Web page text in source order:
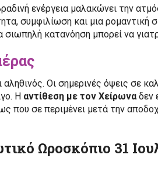
ενέργεια μαλακώνει την
συμφιλίωση και μια
σιωπηλή κατανόηση μπορεί να
αληθινός. Οι σημερινές όψεις σε
Η αντίθεση με τον Χείρωναδεν
που σε περιμένει μετά την
Ωροσκόπιο 31